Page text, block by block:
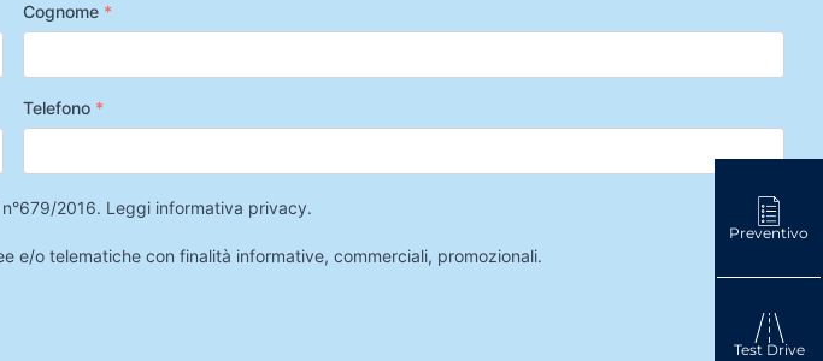
Preventivo
Test Drive
Cognome *
Telefono *
2016. Leggi informativa privacy.
e/o telematiche con finalità informative, commerciali, promozionali.